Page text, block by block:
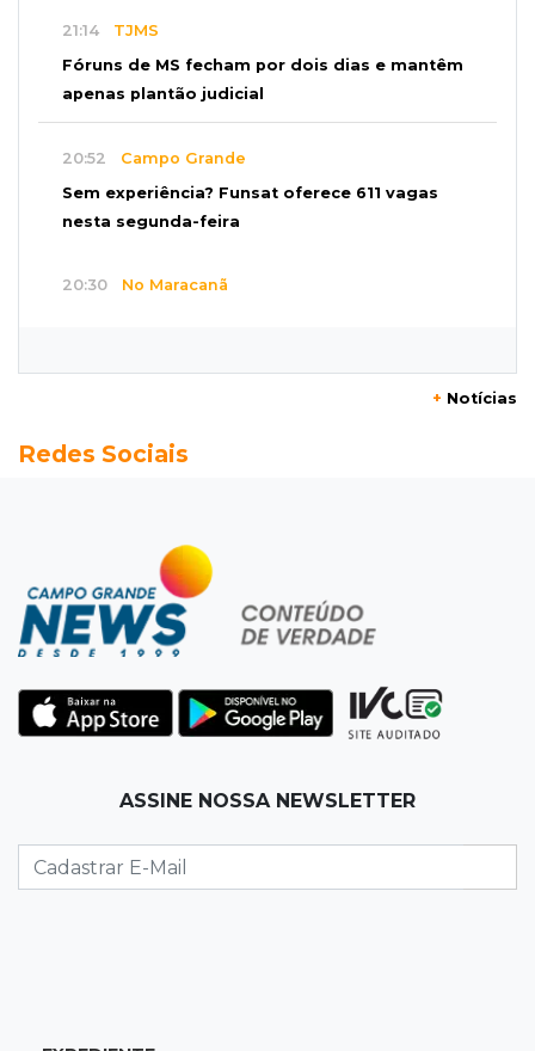
21:14 TJMS
Fóruns de MS fecham por dois dias e mantêm
apenas plantão judicial
20:52 Campo Grande
Sem experiência? Funsat oferece 611 vagas
nesta segunda-feira
20:30 No Maracanã
Seleções em MS têm salários de até R$ 8,2 mil;
Jardim Itatiaia
Vigia é amarrado durante roubo de carro e
dois caminhões em pátio
Corinthians vence Bragantino por 2 a 0 e sobe
para 7º no Brasileirão
Na Vila Belmiro
lugar no Brasileirão
+ Notícias
Redes Sociais
ASSINE NOSSA NEWSLETTER